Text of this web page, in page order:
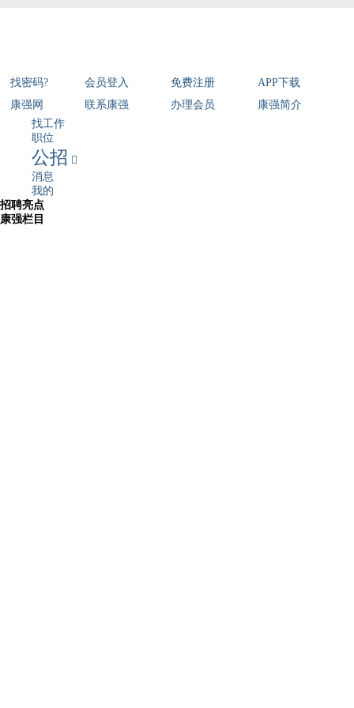
找密码? 会员登入 免费注册
APP下载
康强网
联系康强 办理会员
康强简介
找工作
职位
公招 
消息
我的
招聘亮点
康强栏目